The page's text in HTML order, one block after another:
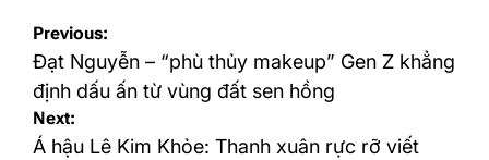
Điều
hướng
bài
viết
Previous:
Đạt Nguyễn – “phù thủy makeup” Gen Z khẳng
định dấu ấn từ vùng đất sen hồng
Next:
Á hậu Lê Kim Khỏe: Thanh xuân rực rỡ viết